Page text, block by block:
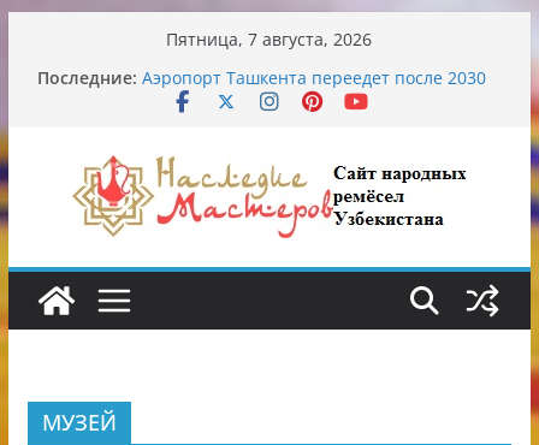
содержимому
Пятница, 7 августа, 2026
Последние: Аэропорт Ташкента переедет после 2030
года
Обрушение на одном из ключевых
перекрёстков Ташкента: перекрыт
путепровод на Буюк Ипак Йули
Узбекские традиционные узоры:
символика и происхождение
МУЗЕЙ